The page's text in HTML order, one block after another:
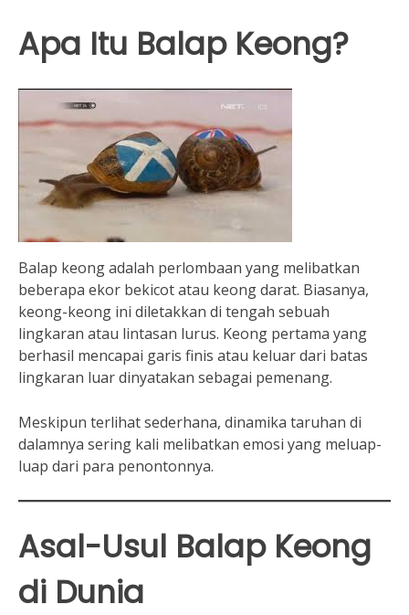
Apa Itu Balap Keong?
Balap keong adalah perlombaan yang melibatkan
beberapa ekor bekicot atau keong darat. Biasanya,
keong-keong ini diletakkan di tengah sebuah
lingkaran atau lintasan lurus. Keong pertama yang
berhasil mencapai garis finis atau keluar dari batas
lingkaran luar dinyatakan sebagai pemenang.
Meskipun terlihat sederhana, dinamika taruhan di
dalamnya sering kali melibatkan emosi yang meluap-
luap dari para penontonnya.
Asal-Usul Balap Keong
di Dunia